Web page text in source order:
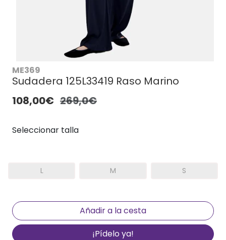
ME369
Sudadera 125L33419 Raso Marino
108,00€ 269,0€
Seleccionar talla
L M S
¡Pídelo ya!